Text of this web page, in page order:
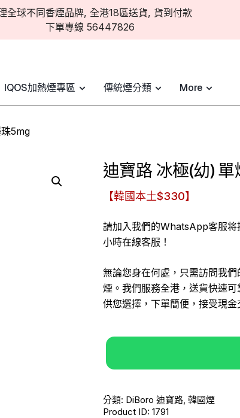
全球不同香煙品牌, 全港18區送貨, 貨到付款
下單專線 56447826
IQOS加熱煙專區 傳統煙分類 More
5mg
迪寶路 冰極(幼)
【韓國本土$330】
請加入我們的WhatsApp客服
小時在線客服！
無論您身在何處，只需訪問我
煙。我們服務全港，送貨快速
供您選擇，下單簡便，接受現金
分類: DiBoro 迪寶路, 韓國煙
Product ID: 1791